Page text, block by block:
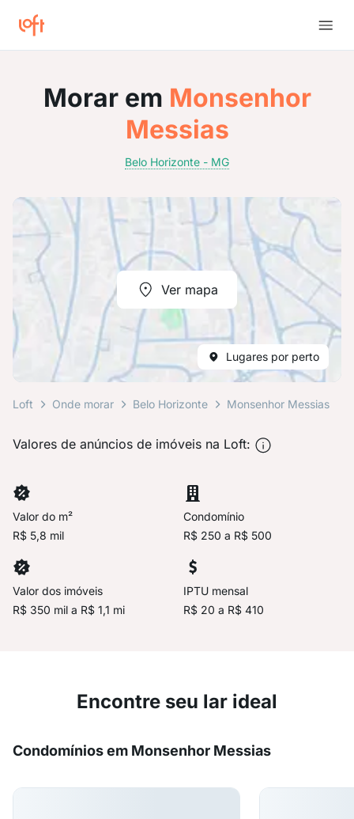
Morar em Monsenhor
Messias
Belo Horizonte - MG
Ver mapa
Lugares por perto
Loft Onde morar Belo Horizonte Monsenhor Messias
Valores de anúncios de imóveis na Loft:
Valor do m²
R$ 5,8 mil
Condomínio
R$ 250 a R$ 500
Valor dos imóveis
R$ 350 mil a R$ 1,1 mi
IPTU mensal
R$ 20 a R$ 410
Encontre seu lar ideal
Condomínios em Monsenhor Messias